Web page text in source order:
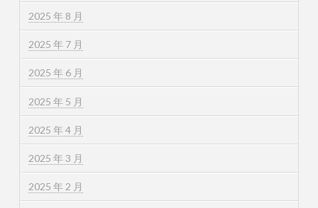
2025 年 8 月
2025 年 7 月
2025 年 6 月
2025 年 5 月
2025 年 4 月
2025 年 3 月
2025 年 2 月